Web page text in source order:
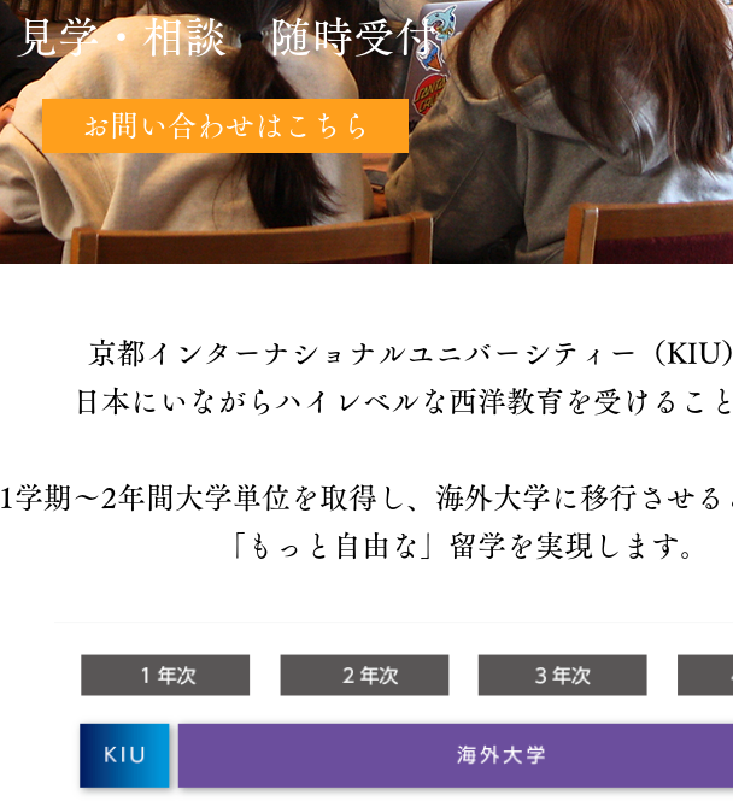
見学・相談 随時受付
お問い合わせはこちら
京都インターナショナルユニバーシティー（KIU
日本にいながらハイレベルな西洋教育を受けるこ
​1学期～2年間大学単位を取得し、海外大学に移行させ
「もっと自由な」留学を実現します。